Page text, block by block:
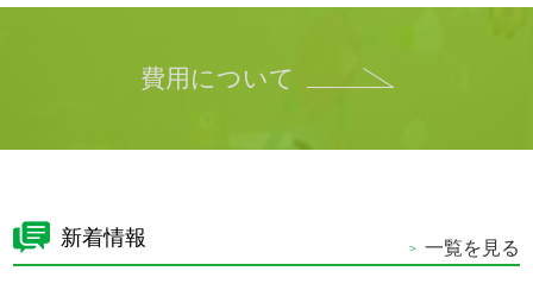
費用について
新着情報 一覧を見る